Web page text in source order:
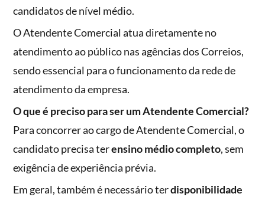
candidatos de nível médio.
O Atendente Comercial atua diretamente no
atendimento ao público nas agências dos Correios,
sendo essencial para o funcionamento da rede de
atendimento da empresa.
O que é preciso para ser um Atendente Comercial?
Para concorrer ao cargo de Atendente Comercial, o
candidato precisa terensino médio completo, sem
exigência de experiência prévia.
Em geral, também é necessário terdisponibilidade